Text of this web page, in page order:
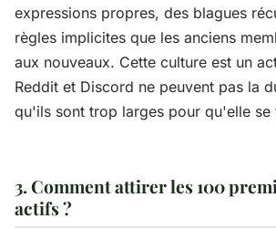
expressions propres, des blagues
règles implicites que les anciens
aux nouveaux. Cette culture est un
Reddit et Discord ne peuvent pas la
qu'ils sont trop larges pour qu'elle se
3. Comment attirer les 100
actifs ?